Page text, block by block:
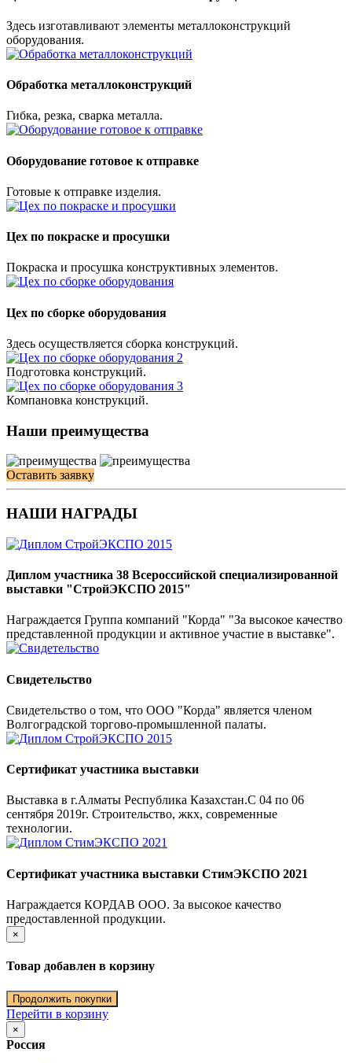
Здесь изготавливают элементы металлоконструкций
оборудования.
Обработка металлоконструкций
Гибка, резка, сварка металла.
Оборудование готовое к отправке
Готовые к отправке изделия.
Цех по покраске и просушки
Покраска и просушка конструктивных элементов.
Цех по сборке оборудования
Здесь осуществляется сборка конструкций.
Подготовка конструкций.
Компановка конструкций.
Наши преимущества
Оставить заявку
НАШИ НАГРАДЫ
Диплом участника 38 Всероссийской специализированной
выставки "СтройЭКСПО 2015"
Награждается Группа компаний "Корда" "За высокое качество
представленной продукции и активное участие в выставке".
Свидетельство
Свидетельство о том, что ООО "Корда" является членом
Волгоградской торгово-промышленной палаты.
Сертификат участника выставки
Выставка в г.Алматы Республика Казахстан.С 04 по 06
сентября 2019г. Строительство, жкх, современные
технологии.
Сертификат участника выставки СтимЭКСПО 2021
Награждается КОРДАВ ООО. За высокое качество
предоставленной продукции.
×
Товар добавлен в корзину
Продолжить покупки
Перейти в корзину
×
Россия